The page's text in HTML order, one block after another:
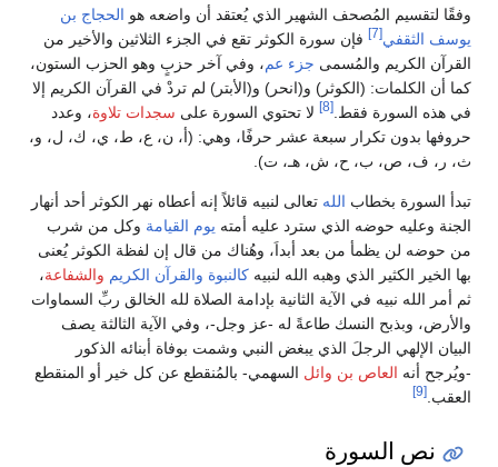
وفقًا لتقسيم المُصحف الشهير الذي يُعتقد أن واضعه هو الحجاج بن
يوسف الثقفي[7]
فإن سورة الكوثر تقع في الجزء الثلاثين والأخير من
القرآن الكريم والمُسمى جزء عم، وفي آخر حزبٍ وهو الحزب الستون،
كما أن الكلمات: (الكوثر) و(انحر) و(الأبتر) لم تردْ في القرآن الكريم إلا
في هذه السورة فقط. [8] لا تحتوي السورة على سجدات تلاوة، وعدد
حروفها بدون تكرار سبعة عشر حرفًا، وهي: (أ، ن، ع، ط، ي، ك، ل، و،
ث، ر، ف، ص، ب، ح، ش، هـ، ت).
تبدأ السورة بخطاب الله تعالى لنبيه قائلاً إنه أعطاه نهر الكوثر أحد أنهار
الجنة وعليه حوضه الذي سترد عليه أمته يوم القيامة وكل من شرب
من حوضه لن يظمأ من بعد أبداَ، وهُناك من قال إن لفظة الكوثر يُعنى
بها الخير الكثير الذي وهبه الله لنبيه كالنبوة والقرآن الكريم والشفاعة،
ثم أمر الله نبيه في الآية الثانية بإدامة الصلاة لله الخالق ربِّ السماوات
والأرض، وبذبح النسك طاعةً له -عز وجل-، وفي الآية الثالثة يصف
البيان الإلهي الرجلَ الذي يبغض النبي وشمت بوفاة أبنائه الذكور
-ويُرجح أنه العاص بن وائل السهمي- بالمُنقطع عن كل خير أو المنقطع
العقب. [9]
نص السورة